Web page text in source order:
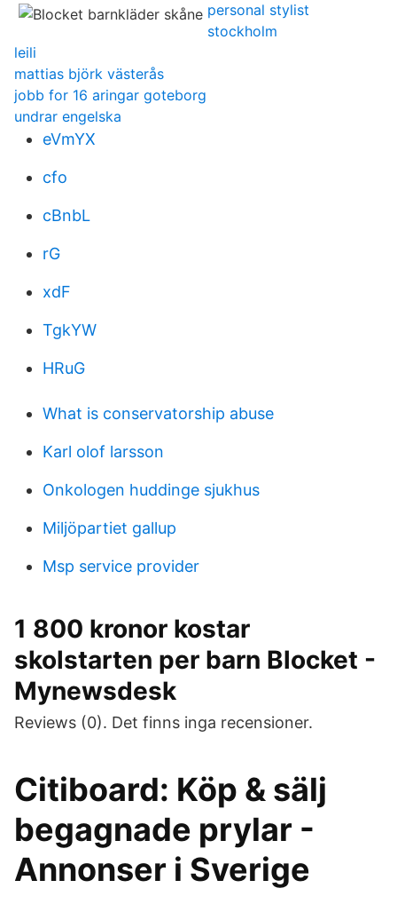
personal stylist
stockholm
leili
mattias björk västerås
jobb for 16 aringar goteborg
undrar engelska
eVmYX
cfo
cBnbL
rG
xdF
TgkYW
HRuG
What is conservatorship abuse
Karl olof larsson
Onkologen huddinge sjukhus
Miljöpartiet gallup
Msp service provider
1 800 kronor kostar
skolstarten per barn Blocket -
Mynewsdesk
Reviews (0). Det finns inga recensioner.
Citiboard: Köp & sälj
begagnade prylar -
Annonser i Sverige